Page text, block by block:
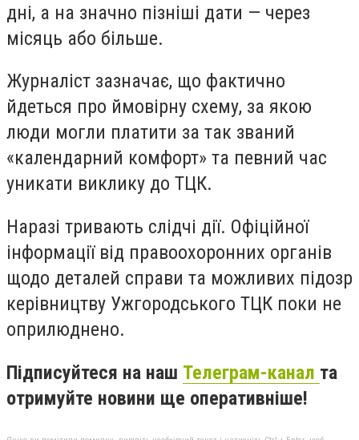
дні, а на значно пізніші дати — через
місяць або більше.
Журналіст зазначає, що фактично
йдеться про ймовірну схему, за якою
люди могли платити за так званий
«календарний комфорт» та певний час
уникати виклику до ТЦК.
Наразі тривають слідчі дії. Офіційної
інформації від правоохоронних органів
щодо деталей справи та можливих підозр
керівництву Ужгородського ТЦК поки не
оприлюднено.
Підписуйтеся на наш Телеграм-канал та
отримуйте новини ще оперативніше!